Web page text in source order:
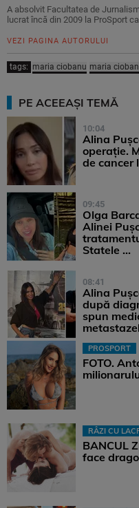
A absolvit Facultatea de
lucrat încă din 2009 la ProSport
VEZI PAGINA AUTORULUI
tags: maria ciobanu maria
PE ACEEAȘI TEMĂ
10:04
Alina
operație.
de cancer
09:45
Olga
Alinei
Statele ...
08:41
Alina
după
spun
PROSPORT
FOTO.
RÂZI CU
BANCUL
face